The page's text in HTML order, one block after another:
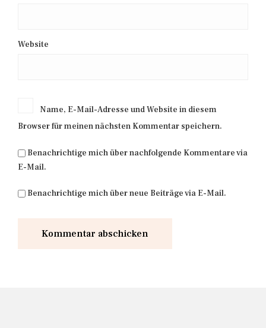
Website
Name, E-Mail-Adresse und Website in diesem
Browser für meinen nächsten Kommentar speichern.
Benachrichtige mich über nachfolgende Kommentare via
E-Mail.
Benachrichtige mich über neue Beiträge via E-Mail.